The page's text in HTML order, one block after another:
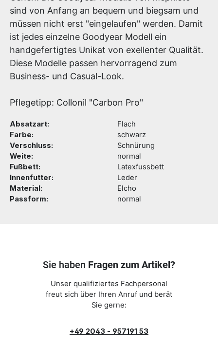
sind von Anfang an bequem und biegsam und
müssen nicht erst "eingelaufen" werden. Damit
ist jedes einzelne Goodyear Modell ein
handgefertigtes Unikat von exellenter Qualität.
Diese Modelle passen hervorragend zum
Business- und Casual-Look.
Pflegetipp: Collonil "Carbon Pro"
Absatzart:
Flach
Farbe:
schwarz
Verschluss:
Schnürung
Weite:
normal
Fußbett:
Latexfussbett
Innenfutter:
Leder
Material:
Elcho
Passform:
normal
Sie haben Fragen zum Artikel?
Unser qualifiziertes Fachpersonal
freut sich über Ihren Anruf und berät
Sie gerne:
+49 2043 - 957191 53